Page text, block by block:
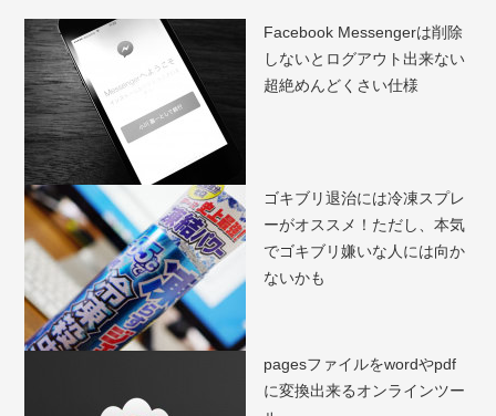
Facebook Messengerは削除
しないとログアウト出来ない
超絶めんどくさい仕様
ゴキブリ退治には冷凍スプレ
ーがオススメ！ただし、本気
でゴキブリ嫌いな人には向か
ないかも
pagesファイルをwordやpdf
に変換出来るオンラインツー